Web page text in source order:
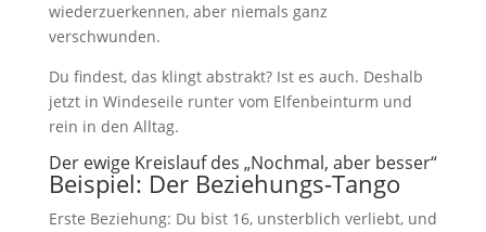
wiederzuerkennen, aber niemals ganz
verschwunden.
Du findest, das klingt abstrakt? Ist es auch. Deshalb
jetzt in Windeseile runter vom Elfenbeinturm und
rein in den Alltag.
Der ewige Kreislauf des „Nochmal, aber besser“
Beispiel: Der Beziehungs-Tango
Erste Beziehung: Du bist 16, unsterblich verliebt, und